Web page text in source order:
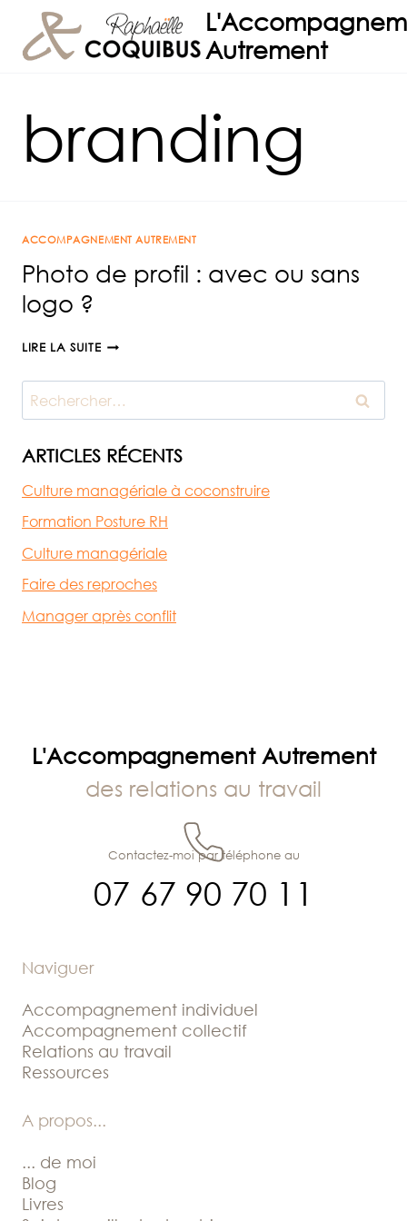
contenu
Autrement
branding
ACCOMPAGNEMENT AUTREMENT
Photo de profil : avec ou sans
logo ?
LIRE LA SUITEPHOTO
PROFIL
:
OU
LOGO
Rechercher :
ARTICLES RÉCENTS
Culture managériale à coconstruire
Formation Posture RH
Culture managériale
Faire des reproches
Manager après conflit
L'Accompagnement Autrement
des relations au travail
07 67 90 70 11
Contactez-moi par téléphone au
Naviguer
Accompagnement individuel
Accompagnement collectif
Relations au travail
Ressources
A propos...
... de moi
Blog
Livres